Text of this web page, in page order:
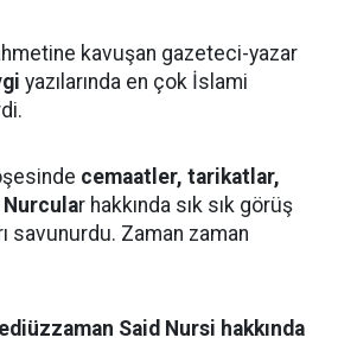
kavuşan gazeteci-yazar
yazılarında en çok İslami
cemaatler, tarikatlar,
Nurcular hakkında sık sık görüş
savunurdu. Zaman zaman
Said Nursi hakkında